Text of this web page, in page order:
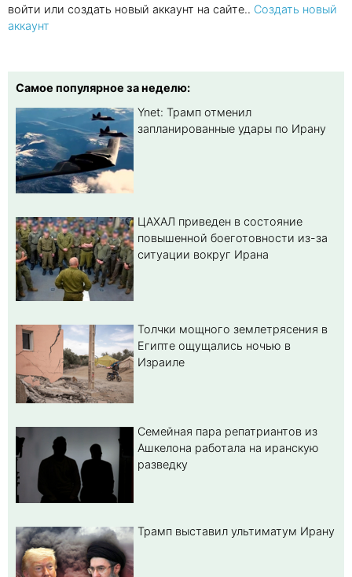
войти или создать новый аккаунт на сайте.. Создать новый
аккаунт
Самое популярное за неделю:
Ynet: Трамп отменил
запланированные удары по Ирану
ЦАХАЛ приведен в состояние
повышенной боеготовности из-за
ситуации вокруг Ирана
Толчки мощного землетрясения в
Египте ощущались ночью в
Израиле
Семейная пара репатриантов из
Ашкелона работала на иранскую
разведку
Трамп выставил ультиматум Ирану